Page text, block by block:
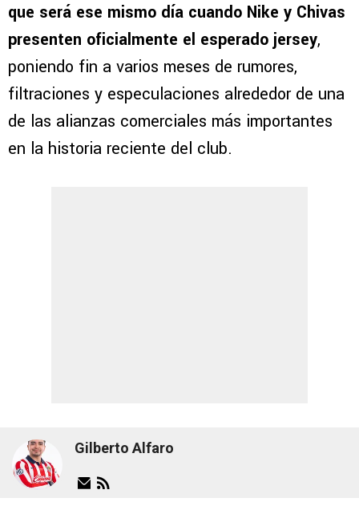
que será ese mismo día cuando Nike y Chivas
presenten oficialmente el esperado jersey,
poniendo fin a varios meses de rumores,
filtraciones y especulaciones alrededor de una
de las alianzas comerciales más importantes
en la historia reciente del club.
Gilberto Alfaro